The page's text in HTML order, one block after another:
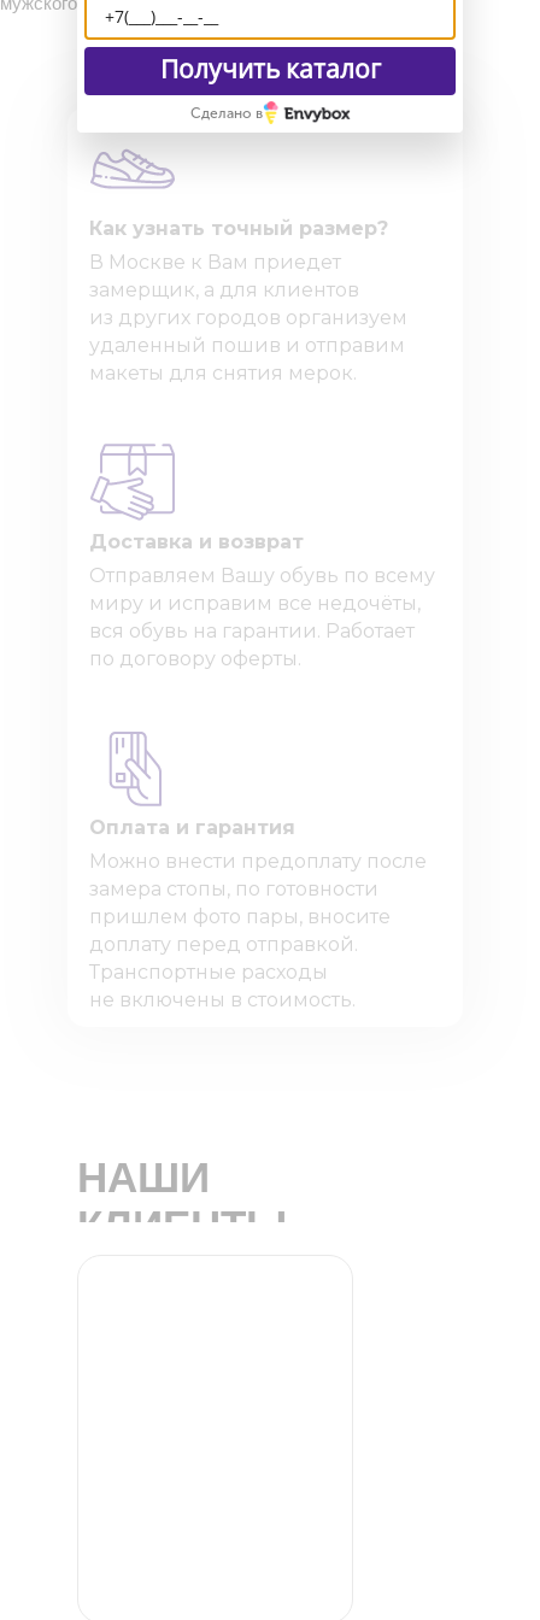
Доставка и возврат
В Москве к Вам приедет
замерщик, а для клиентов
из других городов организуем
удаленный пошив и отправим
макеты для снятия мерок.
Как узнать точный размер?
Отправляем Вашу обувь по всему
миру и исправим все недочёты,
вся обувь на гарантии. Работает
по договору оферты.
Оплата и гарантия
Можно внести предоплату после
замера стопы, по готовности
пришлем фото пары, вносите
доплату перед отправкой.
Транспортные расходы
не включены в стоимость.
НАШИ
КЛИЕНТЫ
Получить каталог
Сделано в